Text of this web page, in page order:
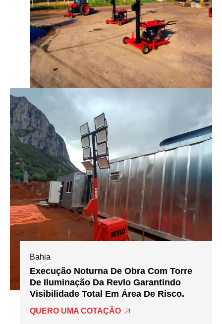
Bahia
Execução Noturna De Obra Com Torre
De Iluminação Da Revlo Garantindo
Visibilidade Total Em Área De Risco.
QUERO UMA COTAÇÃO